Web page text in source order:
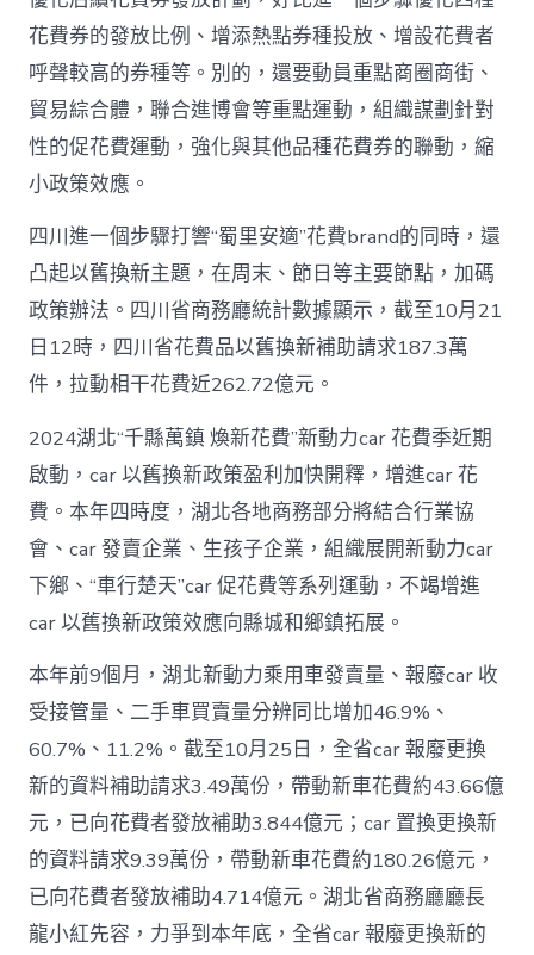
花費券的發放比例、增添熱點券種投放、增設花費者
呼聲較高的券種等。別的，還要動員重點商圈商街、
貿易綜合體，聯合進博會等重點運動，組織謀劃針對
性的促花費運動，強化與其他品種花費券的聯動，縮
小政策效應。
四川進一個步驟打響“蜀里安適”花費brand的同時，還
凸起以舊換新主題，在周末、節日等主要節點，加碼
政策辦法。四川省商務廳統計數據顯示，截至10月21
日12時，四川省花費品以舊換新補助請求187.3萬
件，拉動相干花費近262.72億元。
2024湖北“千縣萬鎮 煥新花費”新動力car 花費季近期
啟動，car 以舊換新政策盈利加快開釋，增進car 花
費。本年四時度，湖北各地商務部分將結合行業協
會、car 發賣企業、生孩子企業，組織展開新動力car
下鄉、“車行楚天”car 促花費等系列運動，不竭增進
car 以舊換新政策效應向縣城和鄉鎮拓展。
本年前9個月，湖北新動力乘用車發賣量、報廢car 收
受接管量、二手車買賣量分辨同比增加46.9%、
60.7%、11.2%。截至10月25日，全省car 報廢更換
新的資料補助請求3.49萬份，帶動新車花費約43.66億
元，已向花費者發放補助3.844億元；car 置換更換新
的資料請求9.39萬份，帶動新車花費約180.26億元，
已向花費者發放補助4.714億元。湖北省商務廳廳長
龍小紅先容，力爭到本年底，全省car 報廢更換新的